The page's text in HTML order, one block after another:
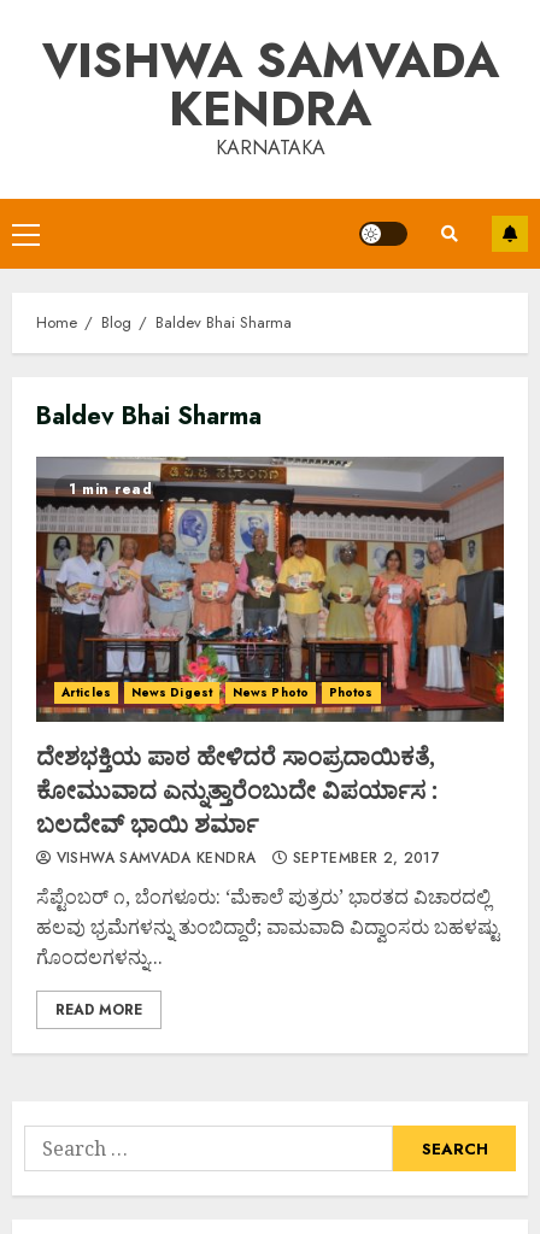
contentVISHWA SAMVADA
KENDRA
KARNATAKA
Primary
Menu
Home Blog Baldev Bhai Sharma
Baldev Bhai Sharma
1 min read
Articles News Digest News Photo Photos
ದೇಶಭಕ್ತಿಯ ಪಾಠ ಹೇಳಿದರೆ ಸಾಂಪ್ರದಾಯಿಕತೆ,
ಕೋಮುವಾದ ಎನ್ನುತ್ತಾರೆಂಬುದೇ ವಿಪರ್ಯಾಸ :
ಬಲದೇವ್ ಭಾಯಿ ಶರ್ಮಾ
VISHWA SAMVADA KENDRA SEPTEMBER 2, 2017
ಸೆಪ್ಟೆಂಬರ್ ೧, ಬೆಂಗಳೂರು: ‘ಮೆಕಾಲೆ ಪುತ್ರರು’ ಭಾರತದ ವಿಚಾರದಲ್ಲಿ
ಹಲವು ಭ್ರಮೆಗಳನ್ನು ತುಂಬಿದ್ದಾರೆ; ವಾಮವಾದಿ ವಿದ್ವಾಂಸರು ಬಹಳಷ್ಟು
ಗೊಂದಲಗಳನ್ನು...
READ MORE
Search
for: